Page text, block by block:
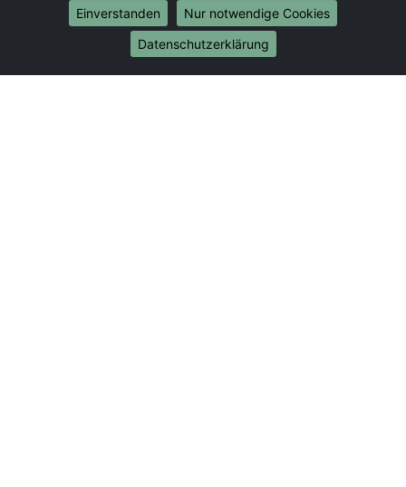
Umzug von Hagen nach Bonn
Umzug von Hagen nach Münster
Einverstanden
Nur notwendige Cookies
Datenschutzerklärung